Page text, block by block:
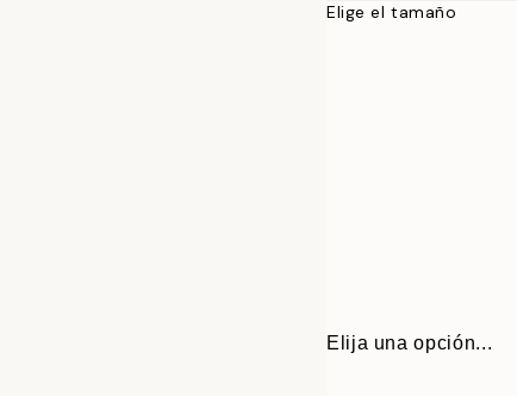
Elige el tamaño
Elija una opción...